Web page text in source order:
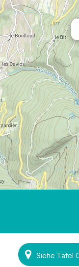
Siehe Tafel